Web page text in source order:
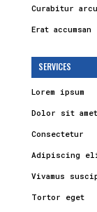
Curabitur arcu
Erat accumsan
SERVICES
Lorem ipsum
Dolor sit amet
Consectetur
Adipiscing
Vivamus
Tortor eget